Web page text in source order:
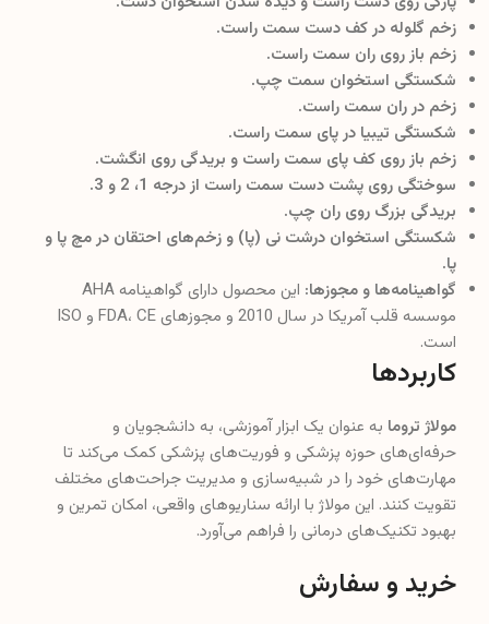
زخم گلوله در کف دست سمت راست.
زخم باز روی ران سمت راست.
شکستگی استخوان سمت چپ.
زخم در ران سمت راست.
شکستگی تیبیا در پای سمت راست.
زخم باز روی کف پای سمت راست و بریدگی روی انگشت.
سوختگی روی پشت دست سمت راست از درجه 1، 2 و 3.
بریدگی بزرگ روی ران چپ.
شکستگی استخوان درشت نی (پا) و زخم‌های احتقان در مچ پا و
پا.
گواهینامه‌ها و مجوزها:
این محصول دارای گواهینامه AHA
موسسه قلب آمریکا در سال 2010 و مجوزهای FDA، CE و ISO
است.
کاربردها
مولاژ تروما به عنوان یک ابزار آموزشی، به دانشجویان و
حرفه‌ای‌های حوزه پزشکی و فوریت‌های پزشکی کمک می‌کند تا
مهارت‌های خود را در شبیه‌سازی و مدیریت جراحت‌های مختلف
تقویت کنند. این مولاژ با ارائه سناریوهای واقعی، امکان تمرین و
بهبود تکنیک‌های درمانی را فراهم می‌آورد.
خرید و سفارش